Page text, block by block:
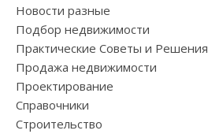
Новости разные
Подбор недвижимости
Практические Советы и Решения
Продажа недвижимости
Проектирование
Справочники
Строительство